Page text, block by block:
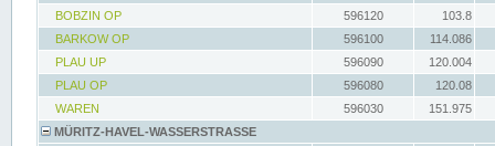
BOBZIN OP
596120
103.8
BARKOW OP
596100
114.086
PLAU UP
596090
120.004
PLAU OP
596080
120.08
WAREN
596030
151.975
MÜRITZ-HAVEL-WASSERSTRASSE